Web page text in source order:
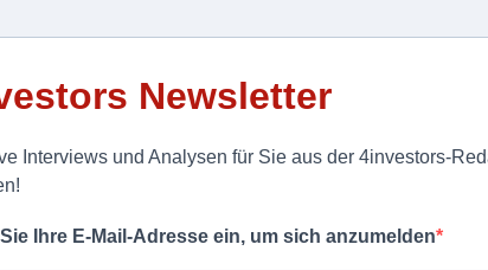
Newsletter
Interviews und Analysen für Sie aus der 4investors-
Ihre E-Mail-Adresse ein, um sich anzumelden